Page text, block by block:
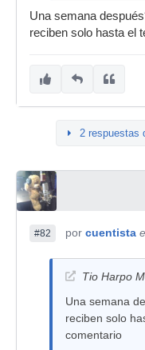
Una semana
reciben solo hasta el
2 respuestas
#82 por cuentista
Tio Harpo
Una semana
reciben solo
comentario